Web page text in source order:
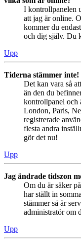
I kontrollpanelen
att jag är online.
kommer du
och dig själv. Du
Upp
Tiderna stämmer inte!
Det kan vara så
än den du
kontrollpanel och
London, Paris,
registrerade
flesta andra
gör det nu!
Upp
Jag ändrade tidszon
Om du är säker
har ställt in
stämmer så är
administratör om
Upp